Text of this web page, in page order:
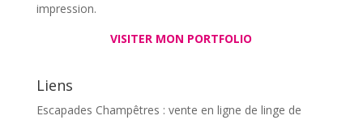
impression.
VISITER MON PORTFOLIO
Liens
Escapades Champêtres : vente en ligne de linge de